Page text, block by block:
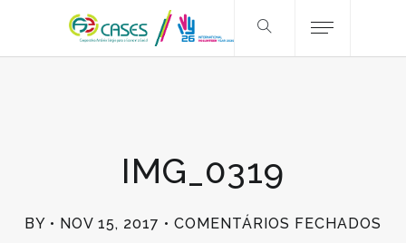
IMG_0319
BY NOV 15, 2017 COMENTÁRIOS FECHADOS